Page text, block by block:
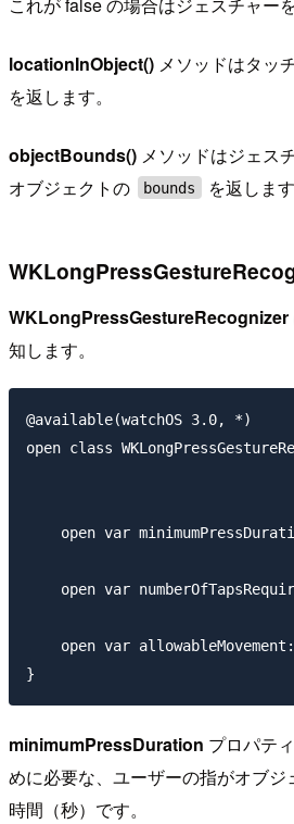
locationInObject() メソッドはタッ
を返します。
objectBounds() メソッドはジェス
オブジェクトの
bounds を返します
WKLongPressGestureRecognizer
知します。
@available(watchOS 3.0, *)
open class
open var
open var
open var
minimumPressDuration プロパテ
めに必要な、ユーザーの指がオブ
時間（秒）です。